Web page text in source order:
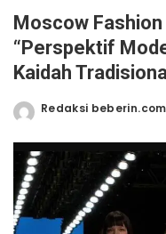
Moscow
“Perspektif
Kaidah
Posted
Redaksi beberin.com